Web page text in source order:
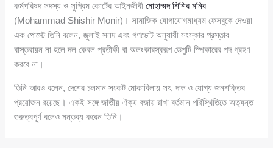
কর্মপরিষদ সদস্য ও সুপ্রিম কোর্টের আইনজীবীমোহাম্মদ শিশির মনির
(Mohammad Shishir Monir)। সামাজিক যোগাযোগমাধ্যম ফেসবুকে দেওয়া
এক পোস্টে তিনি বলেন, জুলাই সনদ এবং গণভোট অনুযায়ী সংস্কার প্রস্তাব
বাস্তবায়ন না হলে দল কেবল প্রতীকী বা অলংকারস্বরূপ ডেপুটি স্পিকারের পদ গ্রহণ
করবে না।
তিনি আরও বলেন, দেশের চলমান সংকট মোকাবিলায় সৎ, দক্ষ ও যোগ্য জনশক্তির
প্রয়োজন রয়েছে। একই সঙ্গে জাতীয় ঐক্য বজায় রাখা বর্তমান পরিস্থিতিতে অত্যন্ত
গুরুত্বপূর্ণ বলেও মন্তব্য করেন তিনি।